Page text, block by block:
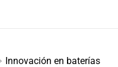
Innovación en baterías